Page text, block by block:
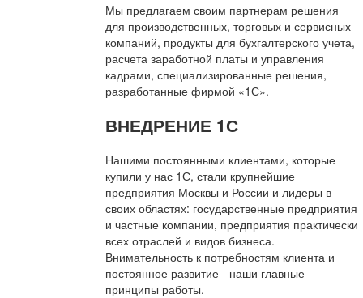
Мы предлагаем своим партнерам решения
для производственных, торговых и сервисных
компаний, продукты для бухгалтерского учета,
расчета заработной платы и управления
кадрами, специализированные решения,
разработанные фирмой «1С».
ВНЕДРЕНИЕ 1С
Нашими постоянными клиентами, которые
купили у нас 1С, стали крупнейшие
предприятия Москвы и России и лидеры в
своих областях: государственные предприятия
и частные компании, предприятия практически
всех отраслей и видов бизнеса.
Внимательность к потребностям клиента и
постоянное развитие - наши главные
принципы работы.